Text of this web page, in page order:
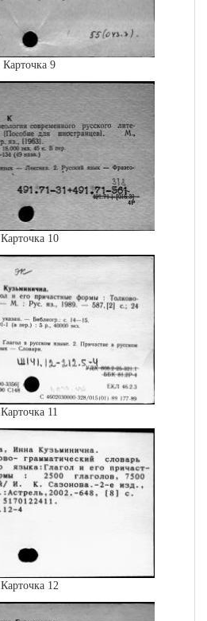
Карточка 9
Карточка 10
Карточка 11
Карточка 12